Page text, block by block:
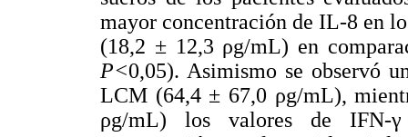
mayor concentración de IL-8 en
(18,2 ± 12,3 ρg/mL) en
P<0,05). Asimismo se observó
LCM (64,4 ± 67,0 ρg/mL),
ρg/mL) los valores de IFN-γ